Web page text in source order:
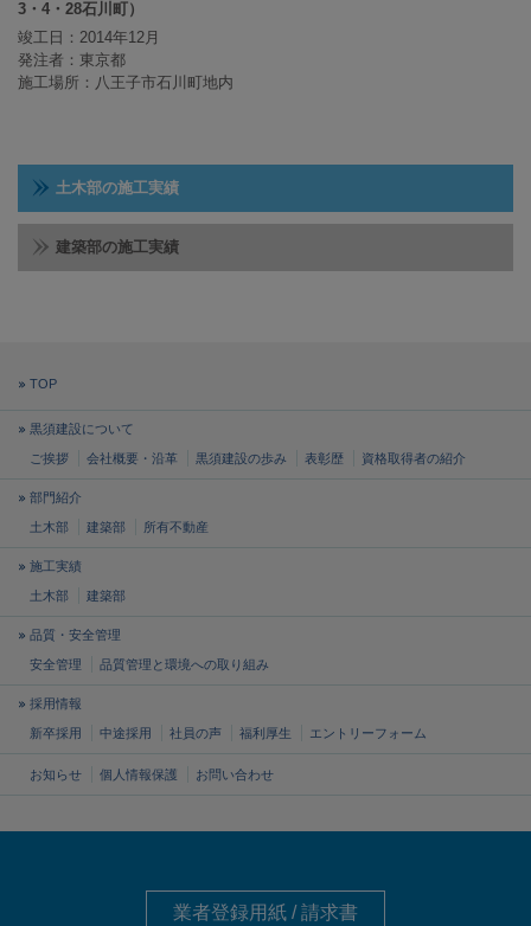
3・4・28石川町）
竣工日：2014年12月
発注者：東京都
施工場所：八王子市石川町地内
土木部の施工実績
建築部の施工実績
TOP
黒須建設について
ご挨拶 会社概要・沿革 黒須建設の歩み 表彰歴 資格取得者の紹介
部門紹介
土木部 建築部 所有不動産
施工実績
土木部 建築部
品質・安全管理
安全管理 品質管理と環境への取り組み
採用情報
新卒採用 中途採用 社員の声 福利厚生 エントリーフォーム
お知らせ 個人情報保護 お問い合わせ
業者登録用紙 / 請求書